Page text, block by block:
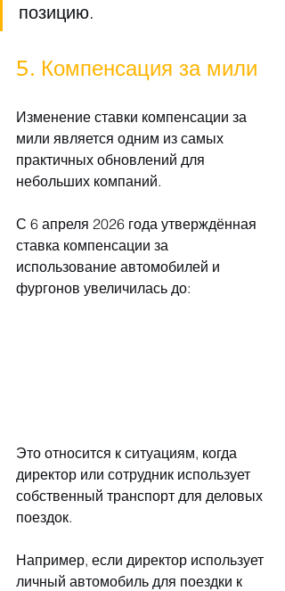
позицию.
5. Компенсация за мили
Изменение ставки компенсации за
мили является одним из самых
практичных обновлений для
небольших компаний.
С 6 апреля 2026 года утверждённая
ставка компенсации за
использование автомобилей и
фургонов увеличилась до:
Это относится к ситуациям, когда
директор или сотрудник использует
собственный транспорт для деловых
поездок.
Например, если директор использует
личный автомобиль для поездки к